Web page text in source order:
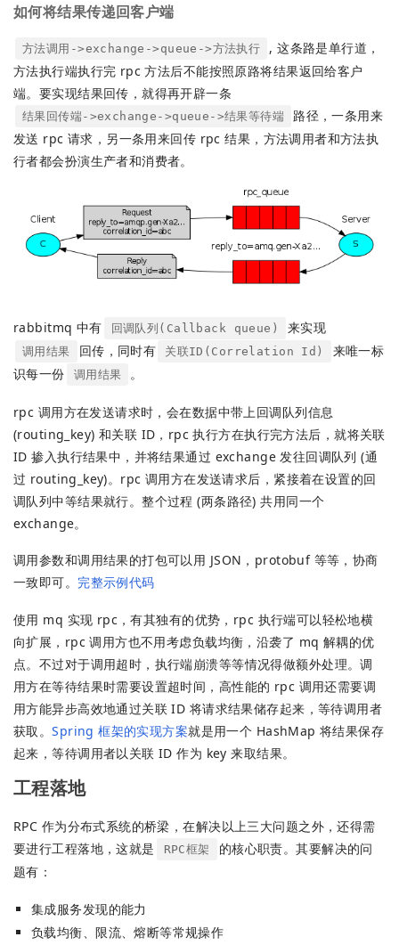
如何将结果传递回客户端
方法调用->exchange->queue->方法执行
, 这条路是单行道，
方法执行端执行完 rpc 方法后不能按照原路将结果返回给客户
端。要实现结果回传，就得再开辟一条
结果回传端->exchange->queue->结果等待端
路径，一条用来
发送 rpc 请求，另一条用来回传 rpc 结果，方法调用者和方法执
行者都会扮演生产者和消费者。
rabbitmq 中有 回调队列(Callback queue) 来实现
调用结果 回传，同时有 关联ID(Correlation Id)
来唯一标
识每一份
调用结果 。
rpc 调用方在发送请求时，会在数据中带上回调队列信息
(routing_key) 和关联 ID，rpc 执行方在执行完方法后，就将关联
ID 掺入执行结果中，并将结果通过 exchange 发往回调队列 (通
过 routing_key)。rpc 调用方在发送请求后，紧接着在设置的回
调队列中等结果就行。整个过程 (两条路径) 共用同一个
exchange。
调用参数和调用结果的打包可以用 JSON，protobuf 等等，协商
一致即可。 完整示例代码
使用 mq 实现 rpc，有其独有的优势，rpc 执行端可以轻松地横
向扩展，rpc 调用方也不用考虑负载均衡，沿袭了 mq 解耦的优
点。不过对于调用超时，执行端崩溃等等情况得做额外处理。调
用方在等待结果时需要设置超时间，高性能的 rpc 调用还需要调
用方能异步高效地通过关联 ID 将请求结果储存起来，等待调用者
获取。Spring 框架的实现方案就是用一个 HashMap 将结果保存
起来，等待调用者以关联 ID 作为 key 来取结果。
工程落地
RPC 作为分布式系统的桥梁，在解决以上三大问题之外，还得需
要进行工程落地，这就是
RPC框架
的核心职责。其要解决的问
题有：
集成服务发现的能力
负载均衡、限流、熔断等常规操作